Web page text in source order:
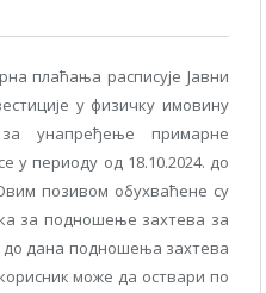
плаћања расписује Јавни
у физичку имовину
унапређење примарне
у периоду од 18.10.2024. до
позивом обухваћене су
за подношење захтева за
до дана подношења захтева
може да оствари по